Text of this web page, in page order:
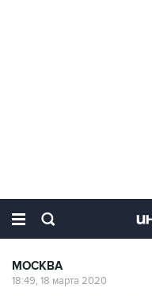
МОСКВА
18:49, 18 марта 2020